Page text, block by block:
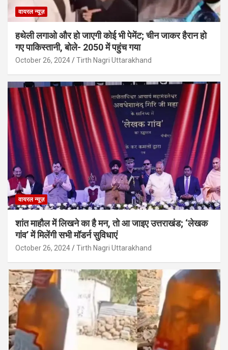
वायरल न्यूज़
हथेली लगाओ और हो जाएगी कोई भी पेमेंट; चीन जाकर हैरान हो
गए पाकिस्तानी, बोले- 2050 में पहुंच गया
October 26, 2024 Tirth Nagri Uttarakhand
वायरल न्यूज़
शांत माहौल में लिखने का है मन, तो आ जाइए उत्तराखंड; ‘लेखक
गांव’ में मिलेंगी सभी मॉडर्न सुविधाएं
October 26, 2024 Tirth Nagri Uttarakhand